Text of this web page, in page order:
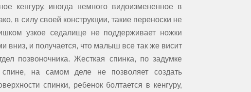
кенгуру, иногда немного видоизмененное в
в силу своей конструкции, такие переноски не
узкое седалище не поддерживает ножки
вниз, и получается, что малыш все так же висит
позвоночника. Жесткая спинка, по задумке
спине, на самом деле не позволяет создать
спинки, ребенок болтается в кенгуру,